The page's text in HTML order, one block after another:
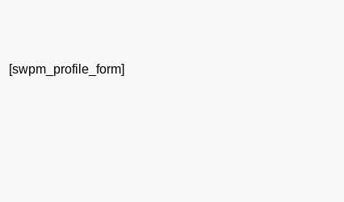
[swpm_profile_form]